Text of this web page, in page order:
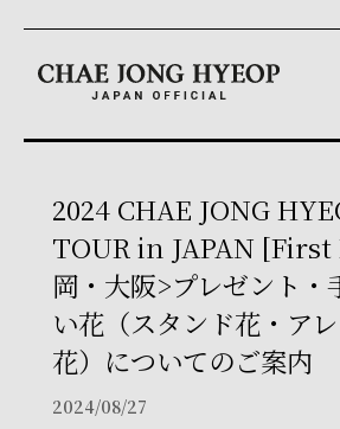
2024 CHAE JONG
TOUR in JAPAN [First
岡・大阪>プレゼント・
い花（スタンド花・ア
花）についてのご案内
2024/08/27